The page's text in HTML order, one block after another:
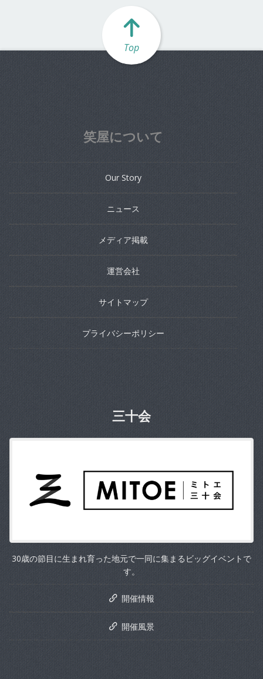
Top
笑屋について
Our Story
ニュース
メディア掲載
運営会社
サイトマップ
プライバシーポリシー
三十会
30歳の節目に生まれ育った地元で一同に集まるビッグイベントで
す。
開催情報
開催風景